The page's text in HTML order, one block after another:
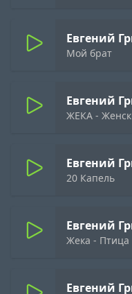
Евгений
Мой брат
Евгений
ЖЕКА -
Евгений
20 Капель
Евгений
Жека - Птица
Евгений